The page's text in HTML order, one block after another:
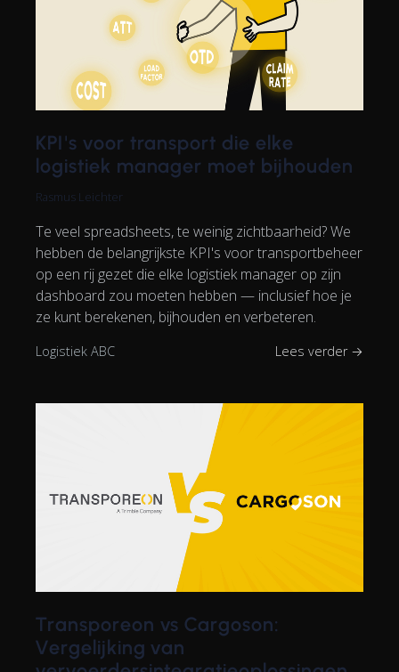
KPI's voor transport die elke
logistiek manager moet bijhouden
Rasmus Leichter
Te veel spreadsheets, te weinig zichtbaarheid? We
hebben de belangrijkste KPI's voor transportbeheer
op een rij gezet die elke logistiek manager op zijn
dashboard zou moeten hebben — inclusief hoe je
ze kunt berekenen, bijhouden en verbeteren.
Logistiek ABC Lees verder →
Transporeon vs Cargoson:
Vergelijking van